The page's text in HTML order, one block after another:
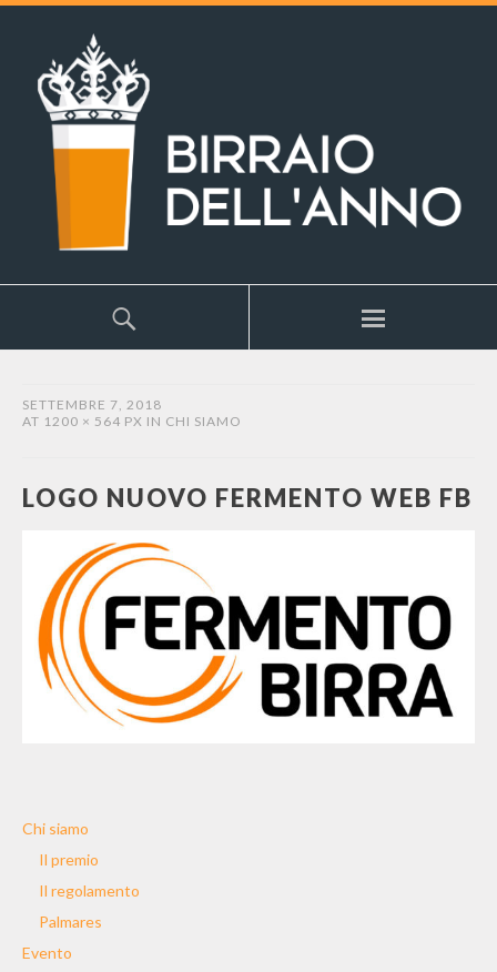
SETTEMBRE 7, 2018
AT 1200 × 564 PX IN CHI SIAMO
LOGO NUOVO FERMENTO WEB FB
Chi siamo
Il premio
Il regolamento
Palmares
Evento